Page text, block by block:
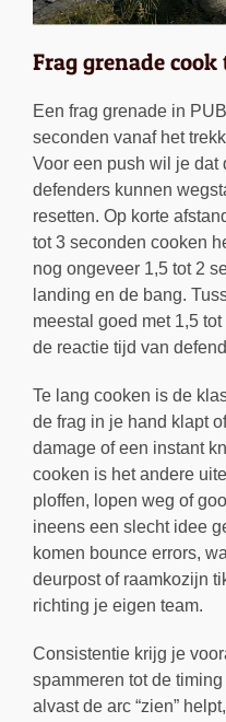
Frag grenade
Een frag grenade in
seconden vanaf het
Voor een push wil je dat
defenders kunnen
resetten. Op korte
tot 3 seconden cooken
nog ongeveer 1,5 tot 2
landing en de bang.
meestal goed met 1,5
de reactie tijd van
Te lang cooken is de
de frag in je hand klapt
damage of een instant
cooken is het andere
ploffen, lopen weg of
ineens een slecht idee
komen bounce errors,
deurpost of raamkozijn
richting je eigen team.
Consistentie krijg je
spammeren tot de
alvast de arc “zien”